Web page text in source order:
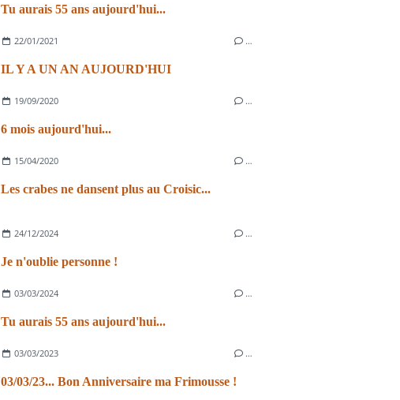
Tu aurais 55 ans aujourd'hui...
22/01/2021 …
IL Y A UN AN AUJOURD'HUI
19/09/2020 …
6 mois aujourd'hui...
15/04/2020 …
Les crabes ne dansent plus au Croisic...
24/12/2024 …
Je n'oublie personne !
03/03/2024 …
Tu aurais 55 ans aujourd'hui...
03/03/2023 …
03/03/23... Bon Anniversaire ma Frimousse !